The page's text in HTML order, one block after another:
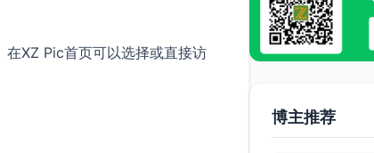
在XZ Pic首页可以选择或直接访
博主推荐